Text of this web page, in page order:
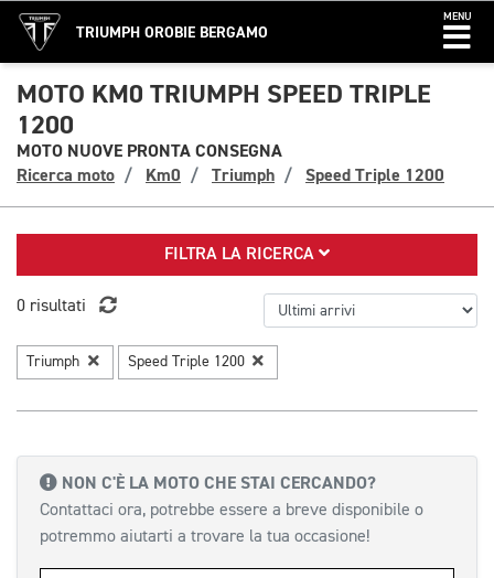
TRIUMPH OROBIE BERGAMO
MENU
MOTO KM0 TRIUMPH SPEED TRIPLE
1200
MOTO NUOVE PRONTA CONSEGNA
Ricerca moto
Km0 Triumph Speed Triple 1200
FILTRA LA RICERCA
0 risultati
Triumph Speed Triple 1200
NON C'È LA MOTO CHE STAI CERCANDO?
Contattaci ora, potrebbe essere a breve disponibile o
potremmo aiutarti a trovare la tua occasione!